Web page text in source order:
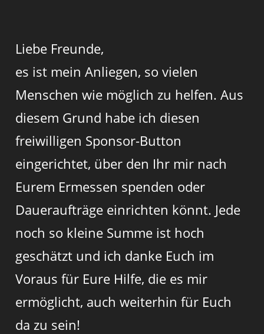
Liebe Freunde,
es ist mein Anliegen, so vielen
Menschen wie möglich zu helfen. Aus
diesem Grund habe ich diesen
freiwilligen Sponsor-Button
eingerichtet, über den Ihr mir nach
Eurem Ermessen spenden oder
Daueraufträge einrichten könnt. Jede
noch so kleine Summe ist hoch
geschätzt und ich danke Euch im
Voraus für Eure Hilfe, die es mir
ermöglicht, auch weiterhin für Euch
da zu sein!